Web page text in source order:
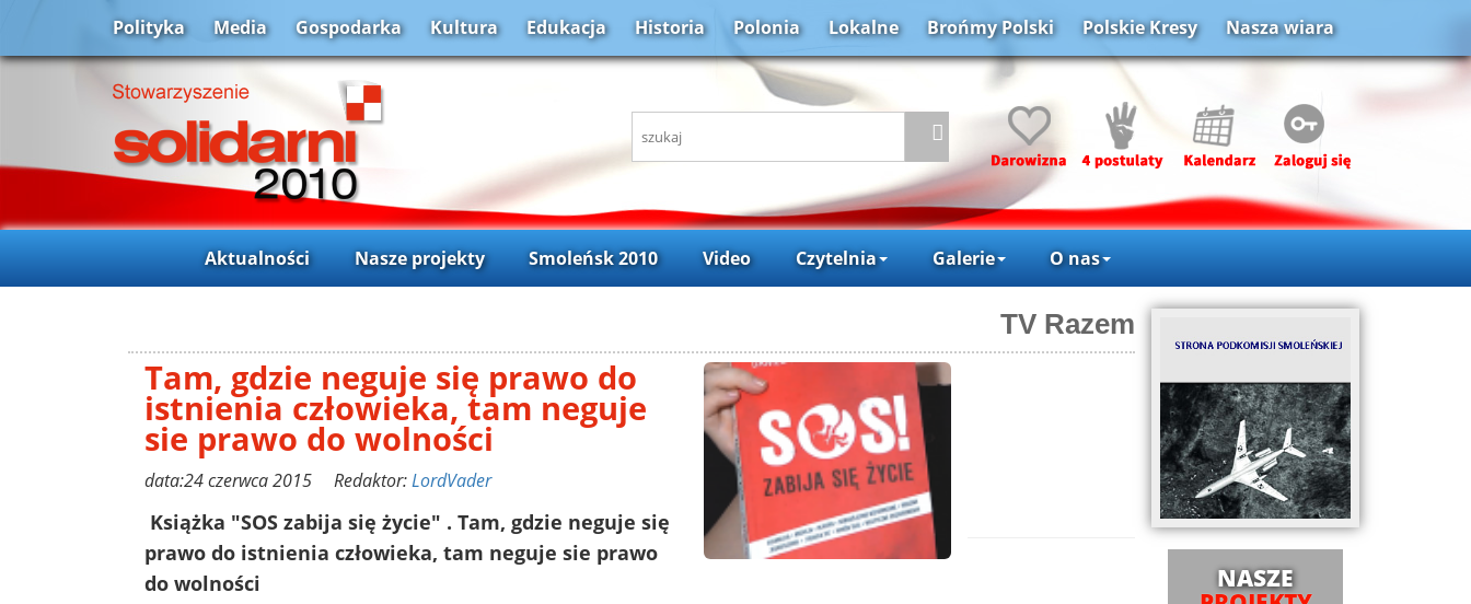
Polityka Media Gospodarka Kultura Edukacja Historia Polonia Lokalne Brońmy Polski Polskie Kresy Nasza wiara
Aktualności Nasze projekty Smoleńsk 2010 Video Czytelnia Galerie O nas
TV Razem
Tam, gdzie neguje się prawo do
istnienia człowieka, tam neguje
sie prawo do wolności
data:24 czerwca 2015 Redaktor:LordVader
Książka "SOS zabija się życie" . Tam, gdzie neguje się
prawo do istnienia człowieka, tam neguje sie prawo
do wolności
NASZE